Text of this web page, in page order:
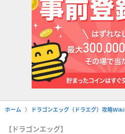
ホーム ドラゴンエッグ（ドラエグ）攻略Wiki
【ドラゴンエッグ】